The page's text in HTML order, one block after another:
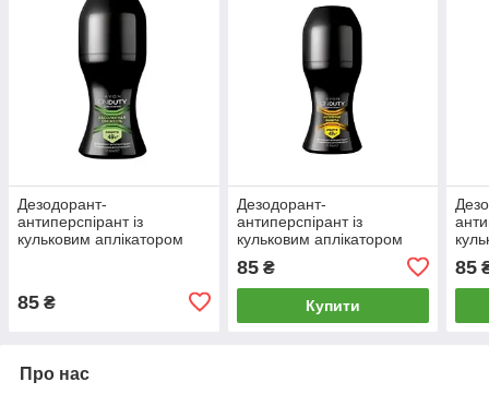
Дезодорант-
антиперспірант із
кульковим аплікатором
85 ₴
Дезодорант-
антиперспірант із
кульковим аплікатором
чоловіків
85₴
Купити
85
Про нас